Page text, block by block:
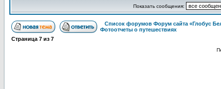
Показать сообщения:
Список форумов Форум сайта «Глобус
Фотоотчеты о путешествиях
Страница 7 из 7